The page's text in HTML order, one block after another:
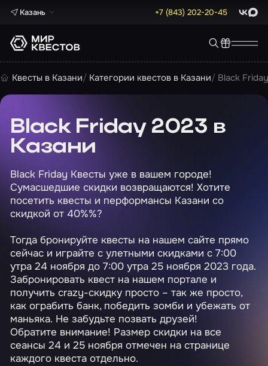
Казань +7 (843) 202-20-45 Max
Квесты в Казани Категории квестов в Казани Black
Black Friday 2023 в
Казани
Black Friday Квесты уже в вашем городе!
Сумасшедшие скидки возвращаются! Хотите
посетить квесты и перформансы Казани со
скидкой от 40%%?
Тогда бронируйте квесты на нашем сайте прямо
сейчас и играйте с улетными скидками с 7:00
утра 24 ноября до 7:00 утра 25 ноября 2023 года.
Забронировать квест на нашем портале и
получить crazy-скидку просто – так же просто,
как ограбить банк, победить зомби и убежать от
маньяка. Не забудьте позвать друзей!
Обратите внимание! Размер скидки на все
сеансы 24 и 25 ноября отмечен на странице
каждого квеста отдельно.